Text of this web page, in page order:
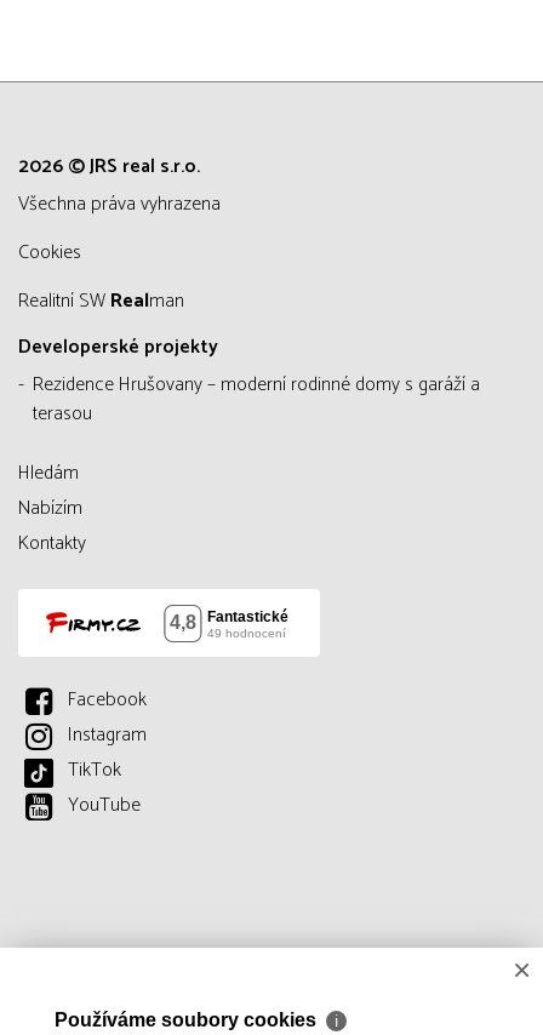
2026 © JRS real s.r.o.
všechna práva vyhrazena
Cookies
Realitní SWRealman
Developerské projekty
Rezidence Hrušovany – moderní rodinné domy s garáží a
terasou
Hledám
Nabízím
Kontakty
Facebook
Instagram
TikTok
YouTube
×
Používáme soubory cookies ℹ